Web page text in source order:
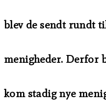
blev de sendt rundt
menigheder. Derfor
kom stadig nye